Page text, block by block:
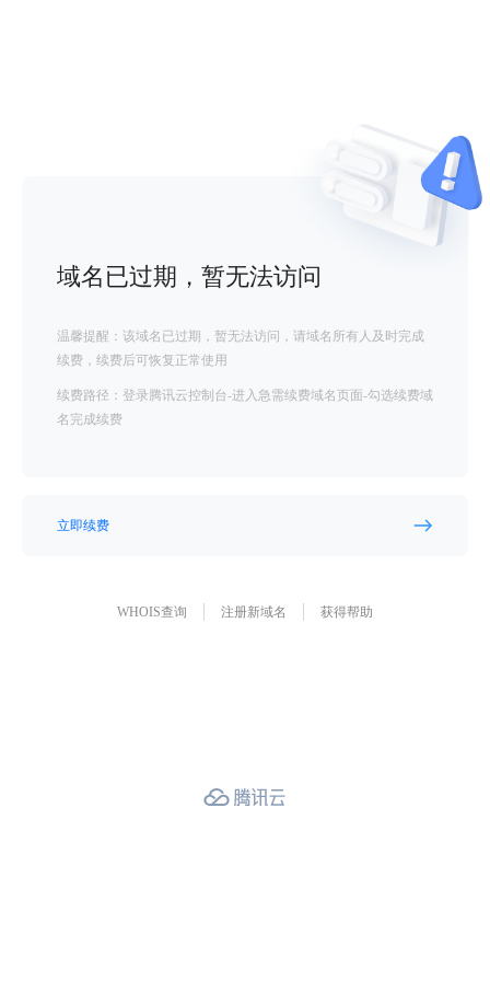
域名已过期，暂无法访问
温馨提醒：该域名已过期，暂无法访问，请域名所有人及时完成
续费，续费后可恢复正常使用
续费路径：登录腾讯云控制台-进入急需续费域名页面-勾选续费域
名完成续费
立即续费
WHOIS查询 注册新域名 获得帮助